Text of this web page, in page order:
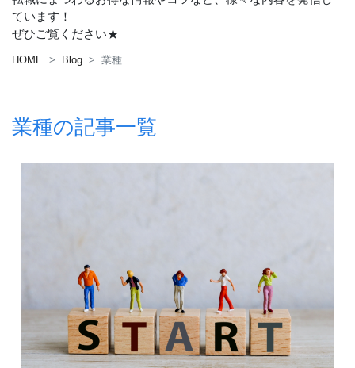
ています！
ぜひご覧ください★
HOME Blog 業種
業種の記事一覧